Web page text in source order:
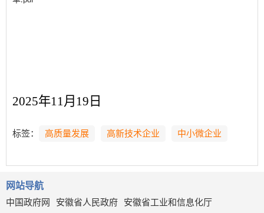
2025年11月 19 日
标签： 高质量发展 高新技术企业 中小微企业
网站导航
中国政府网
安徽省人民政府
安徽省工业和信息化厅